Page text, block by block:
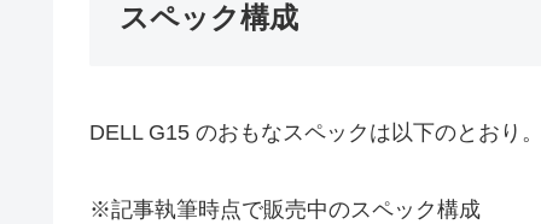
スペック構成
DELL G15 のおもなスペックは以下のとおり。
※記事執筆時点で販売中のスペック構成